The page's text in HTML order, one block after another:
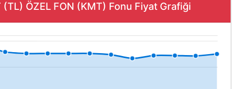
(TL) ÖZEL FON (KMT) Fonu Fiyat Grafiği